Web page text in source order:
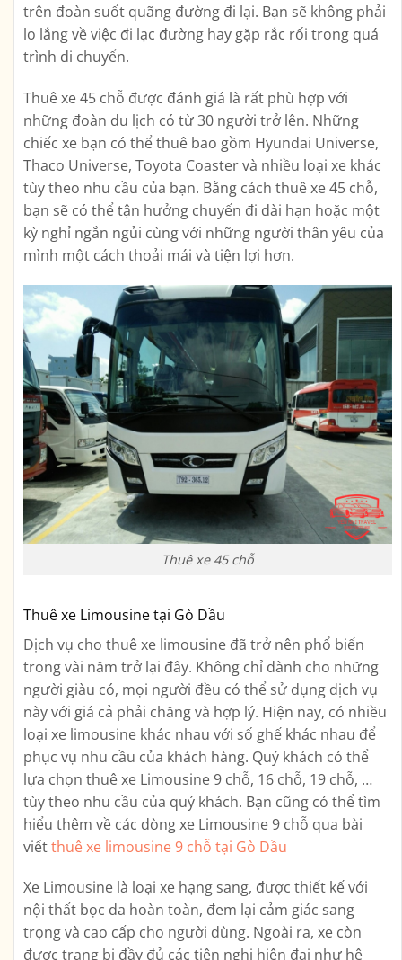
trên đoàn suốt quãng đường đi lại. Bạn sẽ không phải
lo lắng về việc đi lạc đường hay gặp rắc rối trong quá
trình di chuyển.
Thuê xe 45 chỗ được đánh giá là rất phù hợp với
những đoàn du lịch có từ 30 người trở lên. Những
chiếc xe bạn có thể thuê bao gồm Hyundai Universe,
Thaco Universe, Toyota Coaster và nhiều loại xe khác
tùy theo nhu cầu của bạn. Bằng cách thuê xe 45 chỗ,
bạn sẽ có thể tận hưởng chuyến đi dài hạn hoặc một
kỳ nghỉ ngắn ngủi cùng với những người thân yêu của
mình một cách thoải mái và tiện lợi hơn.
Thuê xe 45 chỗ
Thuê xe Limousine tại Gò Dầu
Dịch vụ cho thuê xe limousine đã trở nên phổ biến
trong vài năm trở lại đây. Không chỉ dành cho những
người giàu có, mọi người đều có thể sử dụng dịch vụ
này với giá cả phải chăng và hợp lý. Hiện nay, có nhiều
loại xe limousine khác nhau với số ghế khác nhau để
phục vụ nhu cầu của khách hàng. Quý khách có thể
lựa chọn thuê xe Limousine 9 chỗ, 16 chỗ, 19 chỗ, …
tùy theo nhu cầu của quý khách. Bạn cũng có thể tìm
hiểu thêm về các dòng xe Limousine 9 chỗ qua bài
viếtthuê xe limousine 9 chỗ tại Gò Dầu
Xe Limousine là loại xe hạng sang, được thiết kế với
nội thất bọc da hoàn toàn, đem lại cảm giác sang
trọng và cao cấp cho người dùng. Ngoài ra, xe còn
được trang bị đầy đủ các tiện nghi hiện đại như hệ